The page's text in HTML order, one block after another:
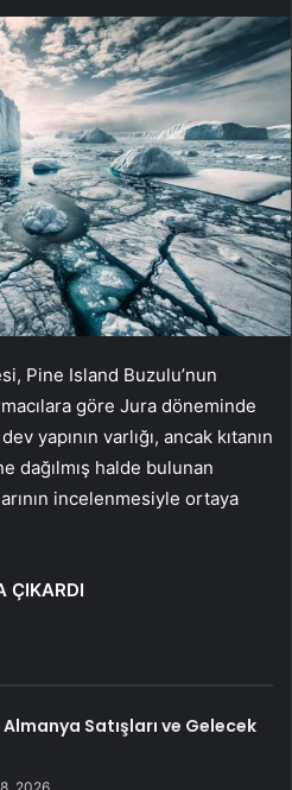
Pine Island Buzulu’nun
göre Jura döneminde
yapının varlığı, ancak kıtanın
dağılmış halde bulunan
incelenmesiyle ortaya
ÇIKARDI
Almanya Satışları ve Gelecek